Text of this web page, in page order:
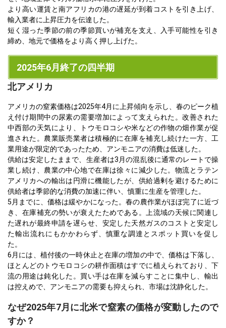
より高い運賃と南アフリカの港の遅延が到着コストを引き上げ、
輸入業者に上昇圧力を伝達した。
短く湿った季節の前の季節買いが補充を支え、入手可能性を引き
締め、地元で価格をより高く押し上げた。
2025年6月終了の四半期
北アメリカ
アメリカの窒素価格は2025年4月に上昇傾向を示し、春のピーク植
え付け期間中の尿素の需要増加によって支えられた。改善された
中西部の天気により、トウモロコシや米などの作物の畑作業が促
進された。農業販売業者は積極的に在庫を補充し続けた一方、工
業用途が限定的であったため、アンモニアの消費は低迷した。
供給は安定したままで、生産者は3月の混乱後に通常のレートで操
業し続け、農業の中心地で在庫は徐々に減少した。物流とラテン
アメリカへの輸出は円滑に機能したが、供給過剰を避けるために
供給者は季節的な消費の加速に伴い、慎重に生産を管理した。
5月までに、価格は緩やかになった。春の農作業がほぼ完了に近づ
き、在庫補充の勢いが衰えたためである。上流域の天候に関連し
た遅れが最終申請を遅らせ、安定した天然ガスのコストと安定し
た輸出流れにもかかわらず、慎重な調達とスポット買いを促し
た。
6月には、植付後の一時休止と在庫の増加の中で、価格は下落し、
ほとんどのトウモロコシの耕作面積はすでに植えられており、下
流の用途は鈍化した。買い手は在庫を減らすことに集中し、輸出
は控えめで、アンモニアの需要も抑えられ、市場は沈静化した。
なぜ2025年7月に北米で窒素の価格が変動したので
すか？